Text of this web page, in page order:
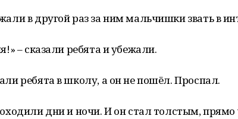
в другой раз за ним мальчишки звать в
– сказали ребята и убежали.
ребята в школу, а он не пошёл. Проспал.
дни и ночи. И он стал толстым, прямо